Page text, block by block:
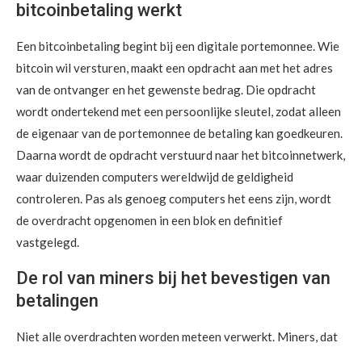
bitcoinbetaling werkt
Een bitcoinbetaling begint bij een digitale portemonnee. Wie
bitcoin wil versturen, maakt een opdracht aan met het adres
van de ontvanger en het gewenste bedrag. Die opdracht
wordt ondertekend met een persoonlijke sleutel, zodat alleen
de eigenaar van de portemonnee de betaling kan goedkeuren.
Daarna wordt de opdracht verstuurd naar het bitcoinnetwerk,
waar duizenden computers wereldwijd de geldigheid
controleren. Pas als genoeg computers het eens zijn, wordt
de overdracht opgenomen in een blok en definitief
vastgelegd.
De rol van miners bij het bevestigen van
betalingen
Niet alle overdrachten worden meteen verwerkt. Miners, dat